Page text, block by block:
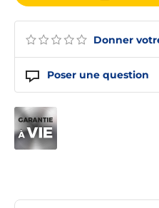
Donner
Poser une question